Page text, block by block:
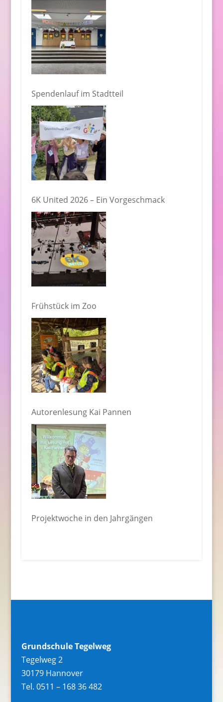
Spendenlauf im Stadtteil
6K United 2026 – Ein Vorgeschmack
Frühstück im Zoo
Autorenlesung Kai Pannen
Projektwoche in den Jahrgängen
Grundschule Tegelweg
Tegelweg 2
30179 Hannover
Tel. 0511 – 168 36 482